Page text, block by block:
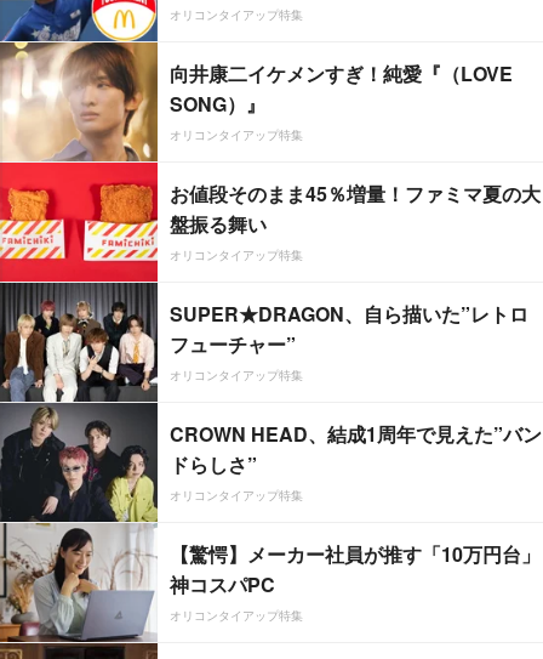
オリコンタイアップ特集
向井康二イケメンすぎ！純愛『（LOVE
SONG）』
オリコンタイアップ特集
お値段そのまま45％増量！ファミマ夏の大
盤振る舞い
オリコンタイアップ特集
SUPER★DRAGON、自ら描いた”レトロ
フューチャー”
オリコンタイアップ特集
CROWN HEAD、結成1周年で見えた”バン
ドらしさ”
オリコンタイアップ特集
【驚愕】メーカー社員が推す「10万円台」
神コスパPC
オリコンタイアップ特集